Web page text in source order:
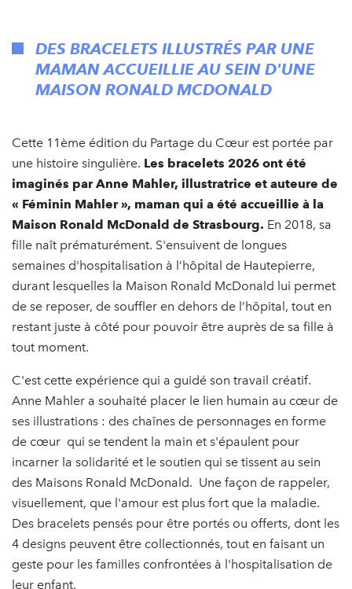
DES BRACELETS ILLUSTRÉS PAR UNE
MAMAN ACCUEILLIE AU SEIN D'UNE
MAISON RONALD MCDONALD
Cette 11ème édition du Partage du Cœur est portée par
une histoire singulière. Les bracelets 2026 ont été
imaginés par Anne Mahler, illustratrice et auteure de
« Féminin Mahler », maman qui a été accueillie à la
Maison Ronald McDonald de Strasbourg. En 2018, sa
fille naît prématurément. S'ensuivent de longues
semaines d'hospitalisation à l’hôpital de Hautepierre,
durant lesquelles la Maison Ronald McDonald lui permet
de se reposer, de souffler en dehors de l’hôpital, tout en
restant juste à côté pour pouvoir être auprès de sa fille à
tout moment.
C'est cette expérience qui a guidé son travail créatif.
Anne Mahler a souhaité placer le lien humain au cœur de
ses illustrations : des chaînes de personnages en forme
de cœur qui se tendent la main et s'épaulent pour
incarner la solidarité et le soutien qui se tissent au sein
des Maisons Ronald McDonald. Une façon de rappeler,
visuellement, que l'amour est plus fort que la maladie.
Des bracelets pensés pour être portés ou offerts, dont les
4 designs peuvent être collectionnés, tout en faisant un
geste pour les familles confrontées à l'hospitalisation de
leur enfant.